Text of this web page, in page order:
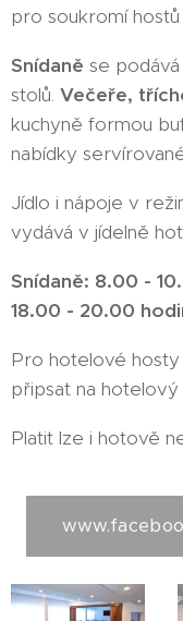
pro soukromí
Snídaně se
stolů. Večeře,
kuchyně formou
nabídky
Jídlo i nápoje v
vydává v jídelně
Snídaně: 8.00
18.00 - 20.00
Pro hotelové hosty
připsat na hotelový
Platit lze i hotově